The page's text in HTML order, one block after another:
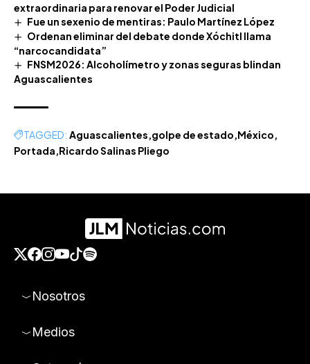
extraordinaria para renovar el Poder Judicial
Fue un sexenio de mentiras: Paulo Martínez López
Ordenan eliminar del debate donde Xóchitl llama
“narcocandidata”
FNSM2026: Alcoholímetro y zonas seguras blindan
Aguascalientes
TAGGED: Aguascalientes golpe de estado México
Portada Ricardo Salinas Pliego
Nosotros
Medios